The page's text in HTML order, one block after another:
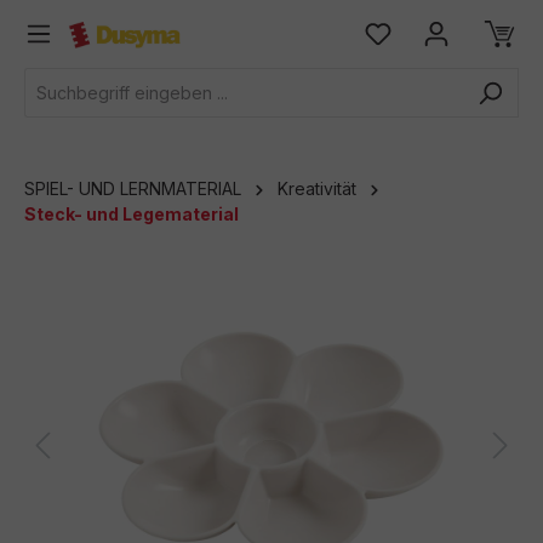
springen
SPIEL- UND LERNMATERIAL
Kreativität
Steck- und Legematerial